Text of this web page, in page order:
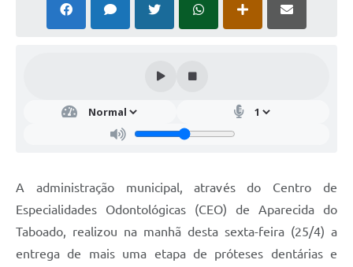
A administração municipal, através do Centro de
Especialidades Odontológicas (CEO) de Aparecida do
Taboado, realizou na manhã desta sexta-feira (25/4) a
entrega de mais uma etapa de próteses dentárias e